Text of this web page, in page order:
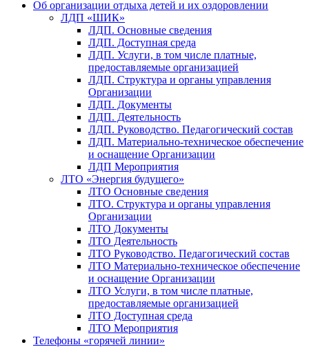
Об организации отдыха детей и их оздоровлении
ЛДП «ШИК»
ЛДП. Основные сведения
ЛДП. Доступная среда
ЛДП. Услуги, в том числе платные,
предоставляемые организацией
ЛДП. Структура и органы управления
Организации
ЛДП. Документы
ЛДП. Деятельность
ЛДП. Руководство. Педагогический состав
ЛДП. Материально-техническое обеспечение
и оснащение Организации
ЛДП Мероприятия
ЛТО «Энергия будущего»
ЛТО Основные сведения
ЛТО. Структура и органы управления
Организации
ЛТО Документы
ЛТО Деятельность
ЛТО Руководство. Педагогический состав
ЛТО Материально-техническое обеспечение
и оснащение Организации
ЛТО Услуги, в том числе платные,
предоставляемые организацией
ЛТО Доступная среда
ЛТО Мероприятия
Телефоны «горячей линии»